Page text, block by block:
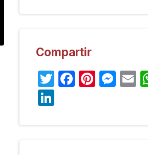
Compartir
Twitter
LinkedIn